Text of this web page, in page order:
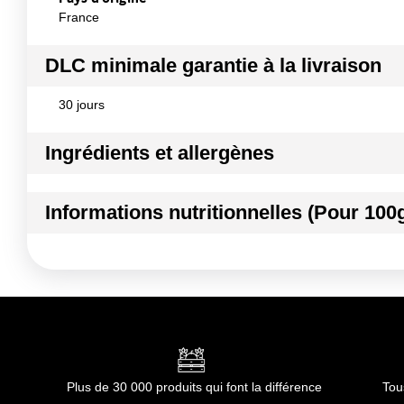
France
DLC minimale garantie à la livraison
30 jours
Ingrédients et allergènes
eau, sucre, fructose, acidifiants (acide citrique, acide
Informations nutritionnelles (Pour
Kilojoules
dont Acides gras saturés
Plus de 30 000 produits qui font la différence